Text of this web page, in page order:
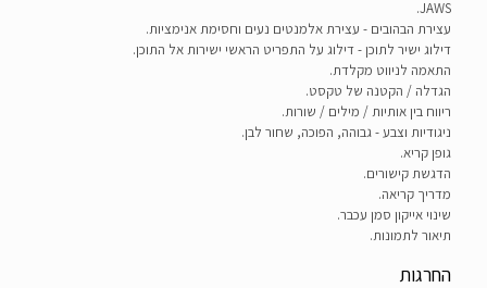
JAWS.
עצירת הבהובים - עצירת אלמנטים נעים וחסימת אנימציות.
דילוג ישיר לתוכן - דילוג על התפריט הראשי ישירות אל התוכן.
התאמה לניווט מקלדת.
הגדלה / הקטנה של טקסט.
ריווח בין אותיות / מילים / שורות.
ניגודיות וצבע - גבוהה, הפוכה, שחור לבן.
גופן קריא.
הדגשת קישורים.
מדריך קריאה.
שינוי אייקון סמן עכבר.
תיאור לתמונות.
החרגות